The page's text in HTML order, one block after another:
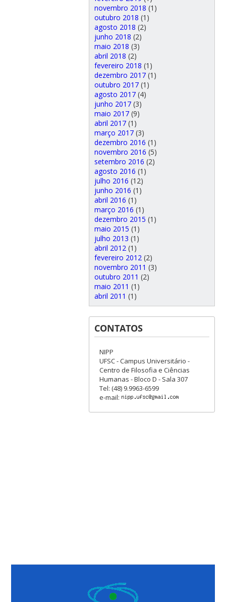
novembro 2018 (1)
outubro 2018 (1)
agosto 2018 (2)
junho 2018 (2)
maio 2018 (3)
abril 2018 (2)
fevereiro 2018 (1)
dezembro 2017(1)
outubro 2017(1)
agosto 2017(4)
junho 2017(3)
maio 2017(9)
abril 2017(1)
março 2017(3)
dezembro 2016 (1)
novembro 2016 (5)
setembro 2016 (2)
agosto 2016 (1)
julho 2016 (12)
junho 2016 (1)
abril 2016 (1)
março 2016 (1)
dezembro 2015 (1)
maio 2015 (1)
julho 2013 (1)
abril 2012 (1)
fevereiro 2012 (2)
novembro 2011 (3)
outubro 2011 (2)
maio 2011 (1)
abril 2011 (1)
CONTATOS
NIPP
UFSC - Campus Universitário -
Centro de Filosofia e Ciências
Humanas - Bloco D - Sala 307
Tel: (48) 9.9963-6599
e-mail: